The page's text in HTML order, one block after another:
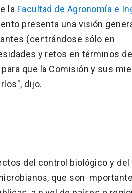
la Facultad de Agronomía e
presenta una visión
(centrándose sólo en
y retos en términos
que la Comisión y sus
dijo.
del control biológico y del
que son